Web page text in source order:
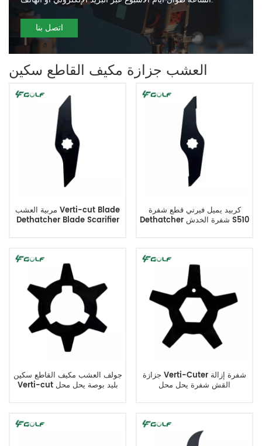
اتصل بنا
العشب جزازة مكيف القاطع سكين
مربية العشب Verti-cut Blade
Dethatcher Blade Scarifier
كربيد يميل فيرتي قطع شفرة
Dethatcher شفرة الخدش S510
جولف العشب مكيف القاطع سكين
Verti-cut بليد بوصة يحل محل
جزازة Verti-Cuter شفرة إزالة
القش شفرة يحل محل